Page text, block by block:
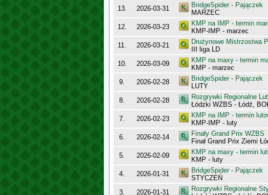
13. 2026-03-31
BridgeSpider - Pajączek
MARZEC
12. 2026-03-23
KMP na IMP - termin
KMP-IMP - marzec
11. 2026-03-21
Drużynowe Mistrzostwa
III liga LD
10. 2026-03-09
KMP na maxy - termin
KMP - marzec
9. 2026-02-28
BridgeSpider - Pajączek
LUTY
8. 2026-02-28
Rozgrywki Regionalne
Łódzki WZBS - Łódź,
7. 2026-02-23
KMP na IMP - termin
KMP-IMP - luty
6. 2026-02-14
Finały Grand Prix WZBS
Finał Grand Prix Ziemi
5. 2026-02-09
KMP na maxy - termin
KMP - luty
4. 2026-01-31
BridgeSpider - Pajączek
STYCZEŃ
3. 2026-01-31
Rozgrywki Regionalne